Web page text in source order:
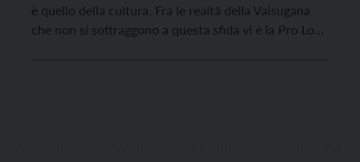
è quello della cultura. Fra le realtà della Valsugana
che non si sottraggono a questa sfida vi è la Pro Loco